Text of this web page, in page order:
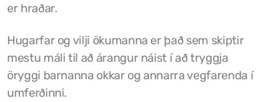
er hraðar.
Hugarfar og vilji ökumanna er það sem skiptir
mestu máli til að árangur náist í að tryggja
öryggi barnanna okkar og annarra vegfarenda í
umferðinni.
Félagsmiðstöðin Ozon
Siglingar út í Grímsey
Veiðileyfi